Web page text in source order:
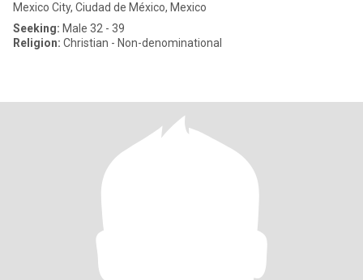
Mexico City, Ciudad de México, Mexico
Seeking: Male 32 - 39
Religion: Christian - Non-denominational